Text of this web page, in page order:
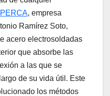
, empresa
Ramírez Soto,
acero electrosoldadas
que absorbe las
a las que se
de su vida útil. Este
los métodos